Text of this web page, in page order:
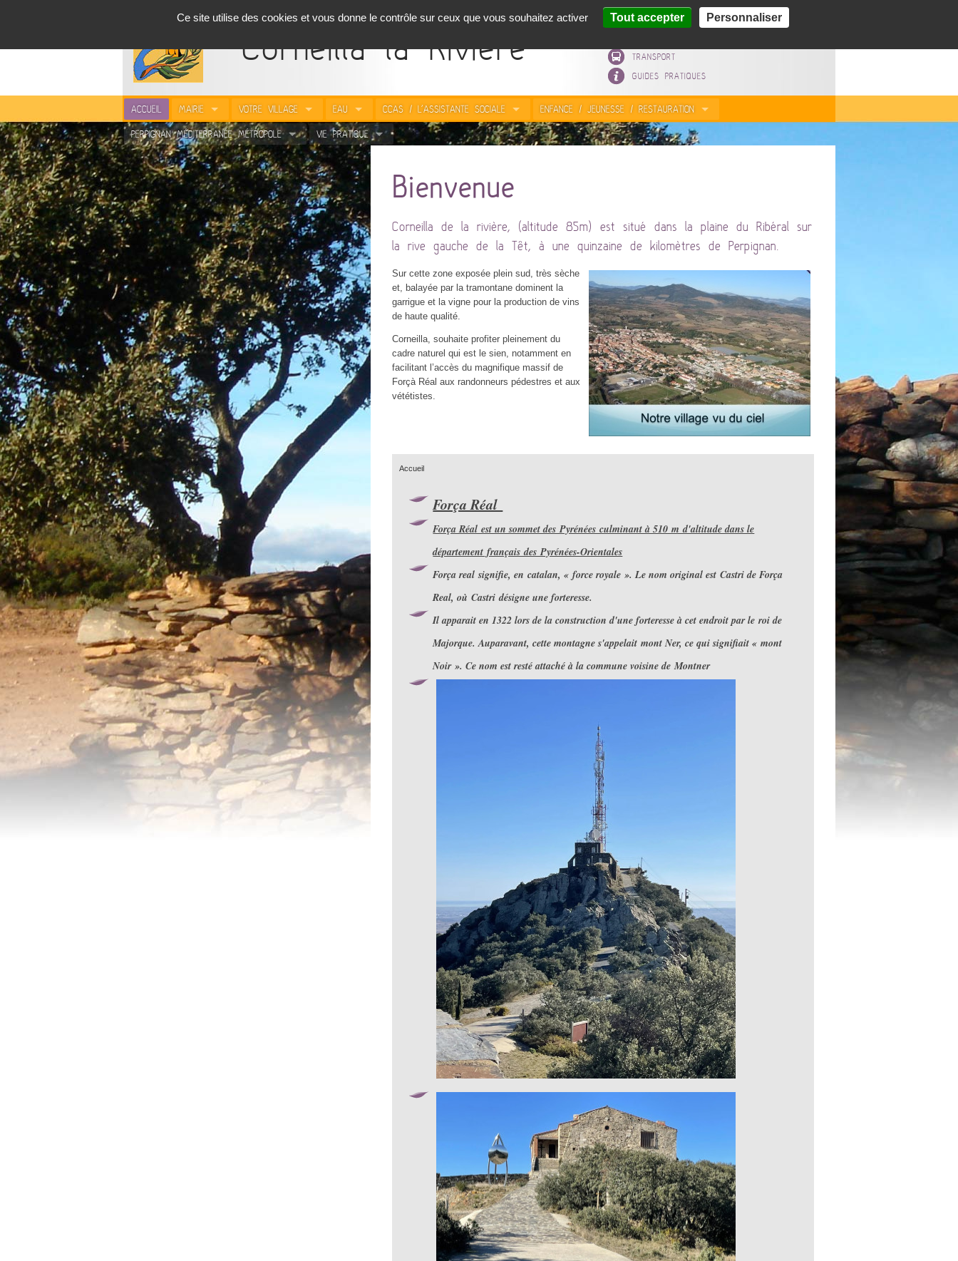
Corneilla-la-Rivière
PLAN DU VILLAGE
TRANSPORT
GUIDES PRATIQUES
ACCUEIL MAIRIE VOTRE VILLAGE EAU CCAS / L'ASSISTANTE SOCIALE
ENFANCE / JEUNESSE / RESTAURATION
PERPIGNAN MÉDITERRANÉE MÉTROPOLE
VIE PRATIQUE
Bienvenue
Corneilla de la rivière, (altitude 85m) est situé dans la plaine du Ribéral sur
la rive gauche de la Têt, à une quinzaine de kilomètres de Perpignan.
Sur cette zone exposée plein sud, très sèche
et, balayée par la tramontane dominent la
garrigue et la vigne pour la production de vins
de haute qualité.
Corneilla, souhaite profiter pleinement du
cadre naturel qui est le sien, notamment en
facilitant l’accès du magnifique massif de
Forçà Réal aux randonneurs pédestres et aux
vététistes.
Accueil
Força Réal
Força Réal est un sommet des Pyrénées culminant à 510 m d'altitude dans le
département français des Pyrénées-Orientales
Força real signifie, en catalan, « force royale ». Le nom original est Castri de Força
Real, où Castri désigne une forteresse.
Il apparait en 1322 lors de la construction d'une forteresse à cet endroit par le roi de
Majorque. Auparavant, cette montagne s'appelait mont Ner, ce qui signifiait « mont
Noir ». Ce nom est resté attaché à la commune voisine de Montner
Ce site utilise des cookies et vous donne le contrôle sur ceux que vous souhaitez activer
Tout accepter Personnaliser